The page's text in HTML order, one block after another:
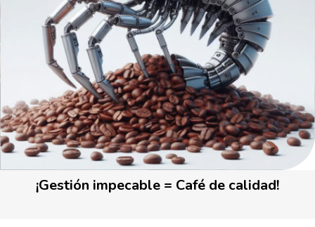
¡Gestión impecable = Café de calidad!